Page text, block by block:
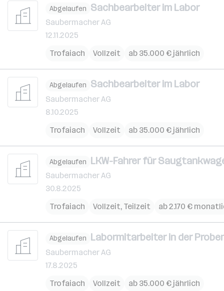
Abgelaufen Sachbearbeiter im Labor
Saubermacher AG
12.11.2025
Trofaiach
Vollzeit ab 35.000 € jährlich
Abgelaufen Sachbearbeiter im Labor
Saubermacher AG
8.10.2025
Trofaiach
Vollzeit ab 35.000 € jährlich
Abgelaufen LKW-Fahrer für
Saubermacher AG
30.8.2025
Trofaiach
Vollzeit, Teilzeit ab 2.170 €
Abgelaufen Labormitarbeiter in der
Saubermacher AG
17.8.2025
Trofaiach
Vollzeit ab 35.000 € jährlich